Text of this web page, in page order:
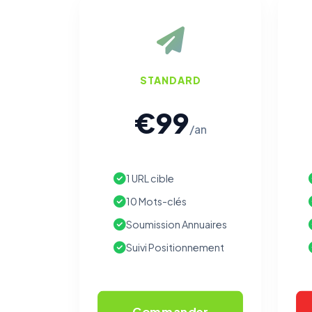
STANDARD
€99/an
1 URL cible
10 Mots-clés
Soumission Annuaires
Suivi Positionnement